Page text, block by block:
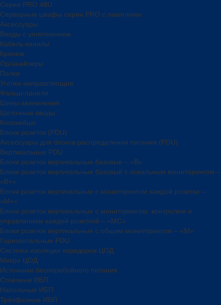
Серия PRO 48U
Серверные шкафы серии PRO с ламелями
Аксессуары
Вводы с уплотнением
Кабель-каналы
Крепеж
Органайзеры
Полки
Уголки направляющие
Фальш-панели
Шины заземления
Щеточные вводы
Колокейшн
Блоки розеток (PDU)
Аксессуары для блоков распределения питания (PDU)
Вертикальные PDU
Блоки розеток вертикальные базовые – «В»
Блоки розеток вертикальные базовый с локальным мониторингом –
«В+»
Блоки розеток вертикальные с мониторингом каждой розетки –
«М+»
Блоки розеток вертикальные с мониторингом, контролем и
управлением каждой розеткой – «МС»
Блоки розеток вертикальные с общим мониторингом – «М»
Горизонтальные PDU
Система изоляции коридоров ЦОД
Микро ЦОД
Источники бесперебойного питания
Стоечные ИБП
Напольные ИБП
Трёхфазные ИБП